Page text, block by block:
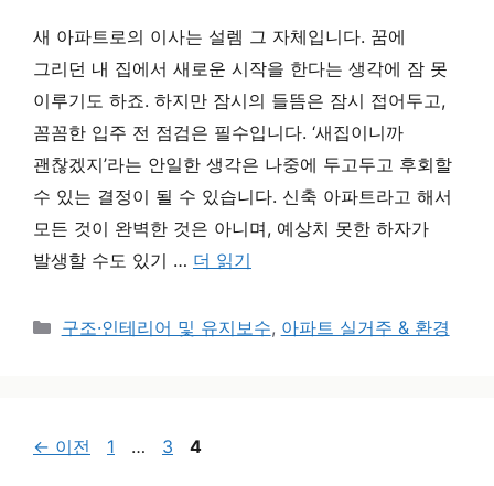
새 아파트로의 이사는 설렘 그 자체입니다. 꿈에
그리던 내 집에서 새로운 시작을 한다는 생각에 잠 못
이루기도 하죠. 하지만 잠시의 들뜸은 잠시 접어두고,
꼼꼼한 입주 전 점검은 필수입니다. ‘새집이니까
괜찮겠지’라는 안일한 생각은 나중에 두고두고 후회할
수 있는 결정이 될 수 있습니다. 신축 아파트라고 해서
모든 것이 완벽한 것은 아니며, 예상치 못한 하자가
발생할 수도 있기 … 더 읽기
카테고리
구조·인테리어 및 유지보수, 아파트 실거주 & 환경
← 이전 페이지
1 … 페이지
3 페이지
4